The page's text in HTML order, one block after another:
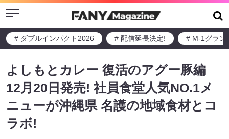
Menu
# ダブルインパクト2026 # 配信延長決定! # M-1グラン
よしもとカレー 復活のアグー豚編
12月20日発売! 社員食堂人気NO.1メ
ニューが沖縄県 名護の地域食材とコ
ラボ!